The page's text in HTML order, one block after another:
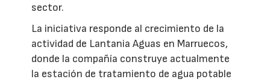
sector.
La iniciativa responde al crecimiento de la
actividad de Lantania Aguas en Marruecos,
donde la compañía construye actualmente
la estación de tratamiento de agua potable